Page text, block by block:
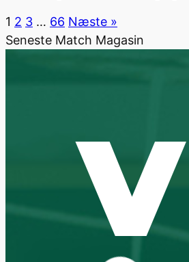
1 2 3 … 66 Næste »
Seneste Match Magasin